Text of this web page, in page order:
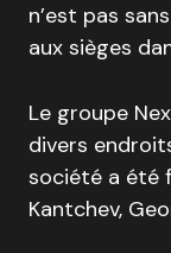
n’est pas
aux sièges
Le groupe
divers
société a été
Kantchev,